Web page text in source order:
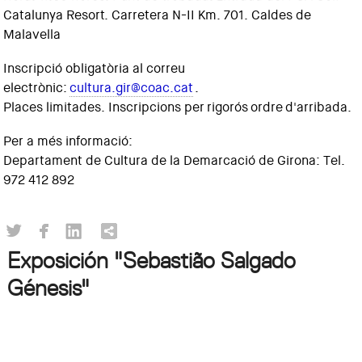
Catalunya Resort. Carretera N-II Km. 701. Caldes de
Malavella
Inscripció obligatòria al correu
electrònic:cultura.gir@coac.cat.
Places limitades. Inscripcions per rigorós ordre d'arribada.
Per a més informació:
Departament de Cultura de la Demarcació de Girona: Tel.
972 412 892
Exposición "Sebastião Salgado
Génesis"